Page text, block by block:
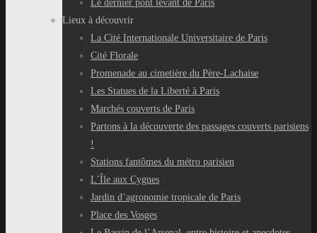
Le dernier pont levant de Paris
Lieux à découvrir
La Cité Internationale Universitaire de Paris
Cité Florale
Promenade au cimetière du Père-Lachaise
Les Statues de la Liberté à Paris
Marchés couverts de Paris
Partons à la découverte des passages couverts parisiens
!
Stations fantômes du métro parisien
L’Île aux Cygnes
Jardin d’agronomie tropicale de Paris
Place des Vosges